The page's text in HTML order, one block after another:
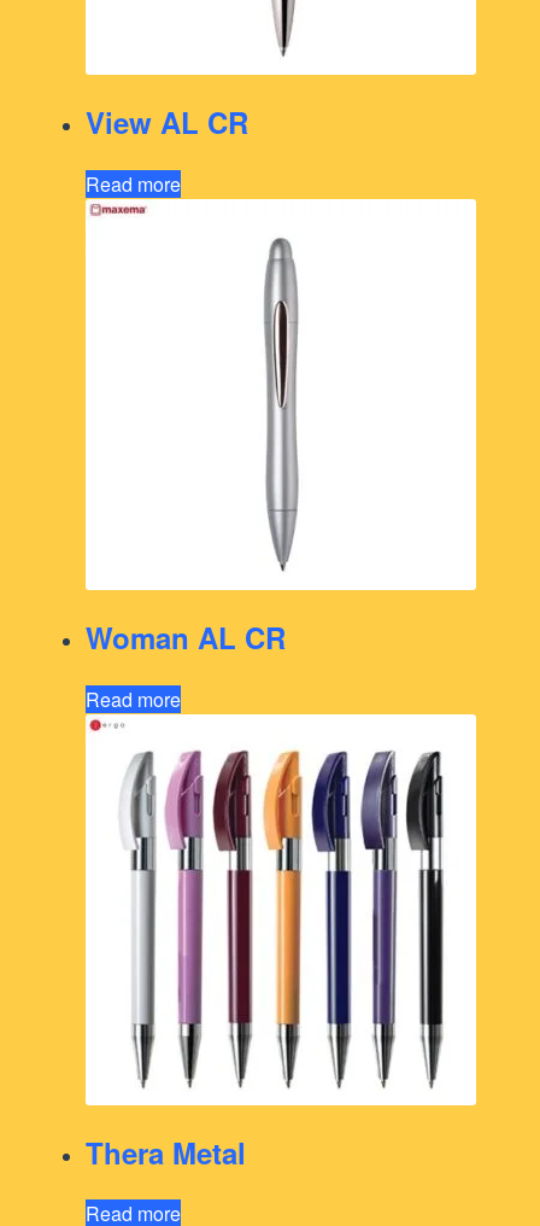
View AL CR
Read more
Woman AL CR
Read more
Thera Metal
Read more